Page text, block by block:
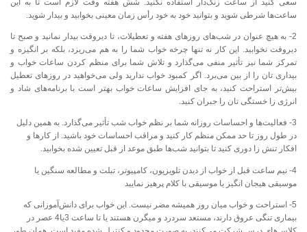
سعی کنید از ساعت زنگ‌دار استفاده نکنید. شش هفته وقت لازم است تا به این
ساعت‌ها شرطی شوید و بتوانید خود به خود رأس زمان معینی بخوابید و بیدار شوید.
2- به هیچ عنوان در شب‌های روزهای هفته و تعطیلات، تا دیروقت بیدار نمانید و صبح تا
دیروقت نخوابید. این کار نه تنها چرخه خواب شما را به هم می‌ریزد، بلکه بر انگیزه و
تمرکز شما نیز تأثیر منفی می‌گذارد و تلاش شما برای منظم کردن ساعات خواب و
بیداری تان را از بین می‌برد. اگر کمبود خواب ندارید ولی می‌خواهید در روزهای تعطیل
بیش‌تر استراحت کنید، به جای افزایش ساعات خواب بهتر است با برنامه‌های شاد و
انرژی زا خستگی تان را جبران کنید.
3- فعالیت‌ها و احساسات روزانه شما بر نظم خواب شب تأثیر می‌گذارد. به همین دلیل
در طول روز تا حد ممکن منظم کار کنید و مراقب احساسات خود باشید. از کارها و
افکار تنش زا دوری کنید تا بتوانید شب‌ها طبق موعد از قبل تعیین شده بخوابید.
4- نیم ساعت قبل از خواب از دیدن تلویزیون، کامپیوتر، تبلت و مطالعه سنگین یا
موسیقی هیجان انگیز یا موسیقی با کلام پرهیز نمایید
5- استراحت و خواب میان روز همیشه مضر نیست. این خواب برای دانش‌آموزانی که
بیماری تنگی عروق دارند، مستعد سردرد و میگرن هستند یا تا ساعت 3یا4 عصر در